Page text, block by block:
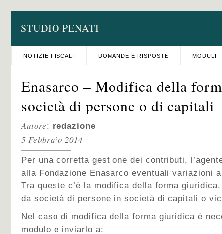
STUDIO PENATI
NOTIZIE FISCALI DOMANDE E RISPOSTE MODULI
Enasarco – Modifica della
società di persone o di capitali
Autore: redazione
5 Febbraio 2014
Per una corretta gestione dei contributi,
alla Fondazione Enasarco eventuali variazioni
Tra queste c’è la modifica della forma
da società di persone in società di capitali o
Nel caso di modifica della forma giuridica è
modulo e inviarlo a: